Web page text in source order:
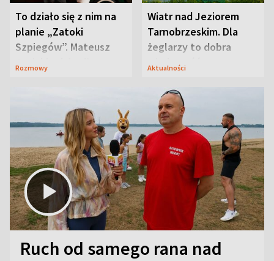
To działo się z nim na
planie „Zatoki
Szpiegów”. Mateusz
Janicki odsłonił
Rozmowy
Wiatr nad Jeziorem
Tarnobrzeskim. Dla
żeglarzy to dobra
wiadomość
Aktualności
Ruch od samego rana nad